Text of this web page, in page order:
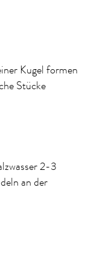
Kugel formen
Stücke
2-3
an der